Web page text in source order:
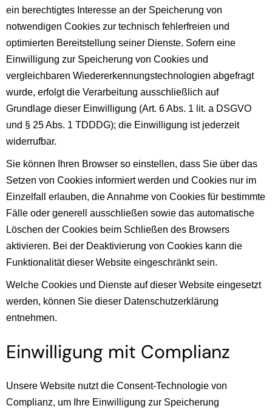
ein berechtigtes Interesse an der Speicherung von
notwendigen Cookies zur technisch fehlerfreien und
optimierten Bereitstellung seiner Dienste. Sofern eine
Einwilligung zur Speicherung von Cookies und
vergleichbaren Wiedererkennungstechnologien abgefragt
wurde, erfolgt die Verarbeitung ausschließlich auf
Grundlage dieser Einwilligung (Art. 6 Abs. 1 lit. a DSGVO
und § 25 Abs. 1 TDDDG); die Einwilligung ist jederzeit
widerrufbar.
Sie können Ihren Browser so einstellen, dass Sie über das
Setzen von Cookies informiert werden und Cookies nur im
Einzelfall erlauben, die Annahme von Cookies für bestimmte
Fälle oder generell ausschließen sowie das automatische
Löschen der Cookies beim Schließen des Browsers
aktivieren. Bei der Deaktivierung von Cookies kann die
Funktionalität dieser Website eingeschränkt sein.
Welche Cookies und Dienste auf dieser Website eingesetzt
werden, können Sie dieser Datenschutzerklärung
entnehmen.
Einwilligung mit Complianz
Unsere Website nutzt die Consent-Technologie von
Complianz, um Ihre Einwilligung zur Speicherung